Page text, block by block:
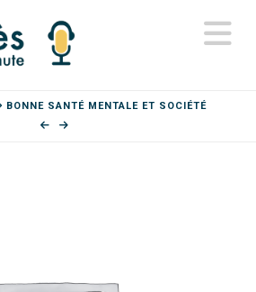
BONNE SANTÉ MENTALE ET SOCIÉTÉ